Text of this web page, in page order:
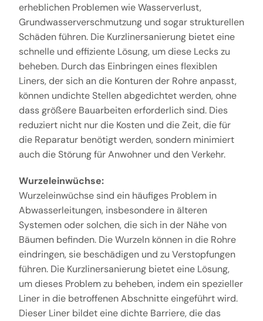
erheblichen Problemen wie Wasserverlust,
Grundwasserverschmutzung und sogar strukturellen
Schäden führen. Die Kurzlinersanierung bietet eine
schnelle und effiziente Lösung, um diese Lecks zu
beheben. Durch das Einbringen eines flexiblen
Liners, der sich an die Konturen der Rohre anpasst,
können undichte Stellen abgedichtet werden, ohne
dass größere Bauarbeiten erforderlich sind. Dies
reduziert nicht nur die Kosten und die Zeit, die für
die Reparatur benötigt werden, sondern minimiert
auch die Störung für Anwohner und den Verkehr.
Wurzeleinwüchse:
Wurzeleinwüchse sind ein häufiges Problem in
Abwasserleitungen, insbesondere in älteren
Systemen oder solchen, die sich in der Nähe von
Bäumen befinden. Die Wurzeln können in die Rohre
eindringen, sie beschädigen und zu Verstopfungen
führen. Die Kurzlinersanierung bietet eine Lösung,
um dieses Problem zu beheben, indem ein spezieller
Liner in die betroffenen Abschnitte eingeführt wird.
Dieser Liner bildet eine dichte Barriere, die das